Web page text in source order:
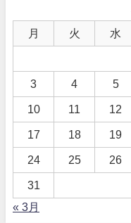
月 火 水
3 4 5
10 11 12
17 18 19
24 25 26
31
« 3月